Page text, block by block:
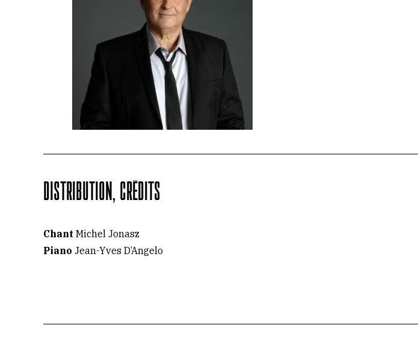
DISTRIBUTION, CRÉDITS
Chant Michel Jonasz
Piano Jean-Yves D’Angelo